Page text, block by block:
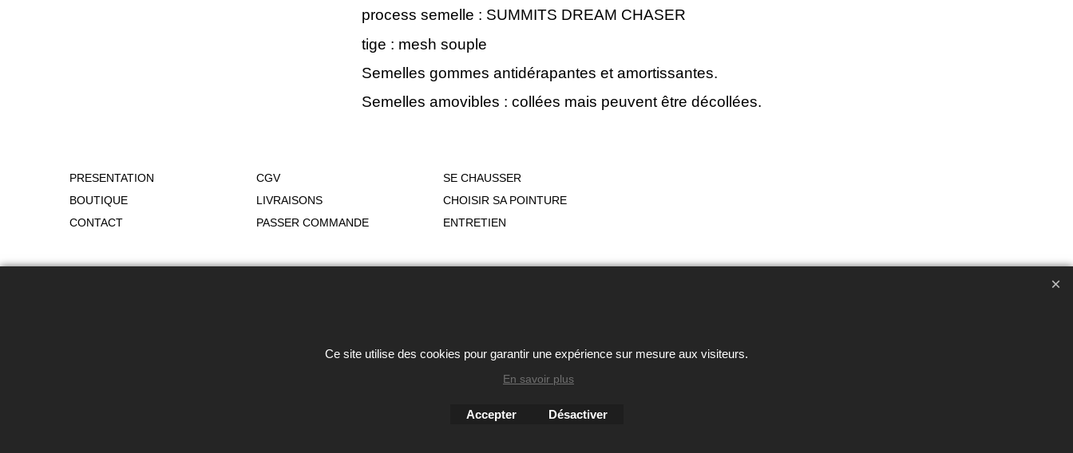
process semelle : SUMMITS DREAM CHASER
tige : mesh souple
Semelles gommes antidérapantes et amortissantes.
Semelles amovibles : collées mais peuvent être décollées.
PRESENTATION
BOUTIQUE
CONTACT
CGV
LIVRAISONS
PASSER COMMANDE
SE CHAUSSER
CHOISIR SA POINTURE
ENTRETIEN
Boutique en ligne créés
avec le logiciel
Ce site utilise des cookies pour garantir une expérience sur mesure aux visiteurs.
En savoir plus
Accepter Désactiver